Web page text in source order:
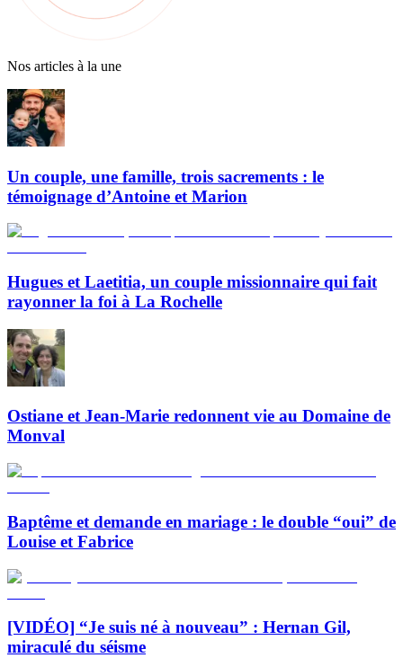
Nos articles à la une
Un couple, une famille, trois sacrements : le
témoignage d’Antoine et Marion
Hugues et Laetitia, un couple missionnaire qui fait
rayonner la foi à La Rochelle
Ostiane et Jean-Marie redonnent vie au Domaine de
Monval
Baptême et demande en mariage : le double “oui” de
Louise et Fabrice
[VIDÉO] “Je suis né à nouveau” : Hernan Gil,
miraculé du séisme